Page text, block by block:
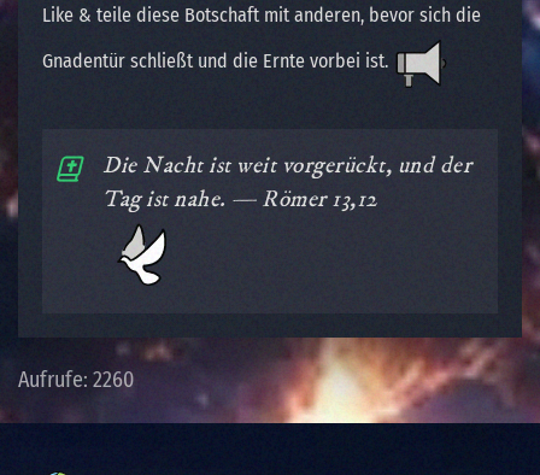
Like & teile diese Botschaft mit anderen, bevor sich die
Gnadentür schließt und die Ernte vorbei ist.
Die Nacht ist weit vorgerückt, und der
Tag ist nahe. — Römer 13,12
Aufrufe: 2260